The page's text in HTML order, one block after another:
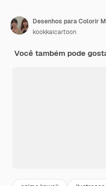
kookkaicartoon
Você também pode